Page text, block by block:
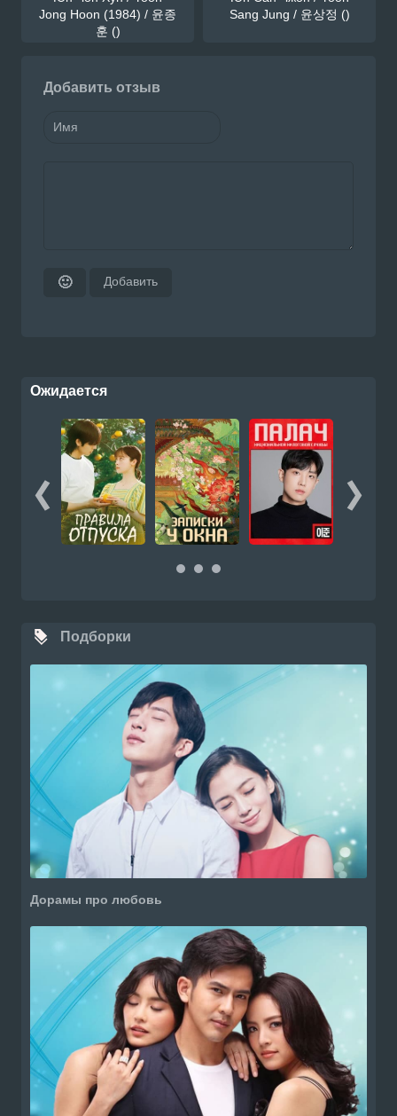
Jong Hoon (1984) / 윤종
훈 ()
Sang Jung / 윤상정 ()
Добавить отзыв
🙂 Добавить
Ожидается
Подборки
Дорамы про любовь